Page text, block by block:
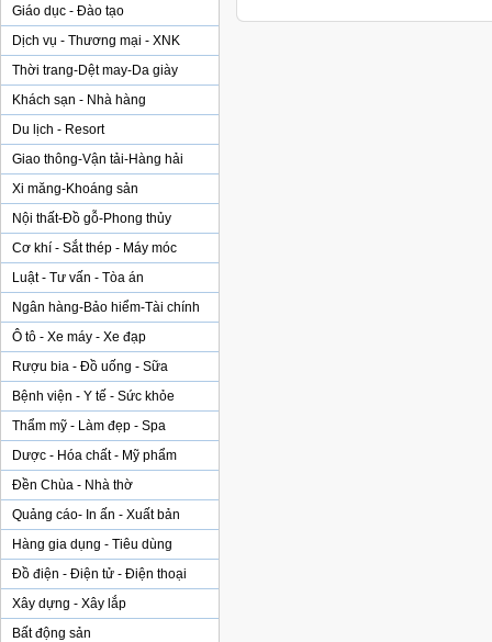
Giáo dục - Đào tạo
Dịch vụ - Thương mại - XNK
Thời trang-Dệt may-Da giày
Khách sạn - Nhà hàng
Du lịch - Resort
Giao thông-Vận tải-Hàng hải
Xi măng-Khoáng sản
Nội thất-Đồ gỗ-Phong thủy
Cơ khí - Sắt thép - Máy móc
Luật - Tư vấn - Tòa án
Ngân hàng-Bảo hiểm-Tài chính
Ô tô - Xe máy - Xe đạp
Rượu bia - Đồ uống - Sữa
Bệnh viện - Y tế - Sức khỏe
Thẩm mỹ - Làm đẹp - Spa
Dược - Hóa chất - Mỹ phẩm
Đền Chùa - Nhà thờ
Quảng cáo- In ấn - Xuất bản
Hàng gia dụng - Tiêu dùng
Đồ điện - Điện tử - Điện thoại
Xây dựng - Xây lắp
Bất động sản